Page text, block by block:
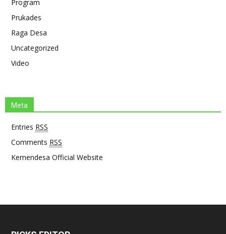
Program
Prukades
Raga Desa
Uncategorized
Video
Meta
Entries RSS
Comments RSS
Kemendesa Official Website